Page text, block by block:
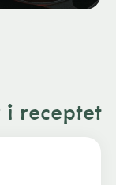
i receptet